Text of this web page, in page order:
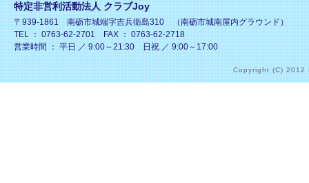
特定非営利活動法人 クラブJoy
〒939-1861 南砺市城端字吉兵衛島310 （南砺市城南屋内グラウンド）
TEL ： 0763-62-2701 FAX ： 0763-62-2718
営業時間 ： 平日 ／ 9:00～21:30 日祝 ／ 9:00～17:00
Copyright (C) 2012